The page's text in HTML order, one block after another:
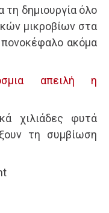
τη δημιουργία όλο
μικροβίων στα
πονοκέφαλο ακόμα
απειλή η
χιλιάδες φυτά
τη συμβίωση